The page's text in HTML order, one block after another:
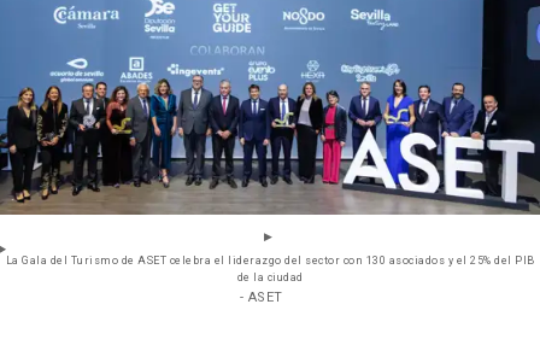
La Gala del Turismo de ASET celebra el liderazgo del sector con 130 asociados y el 25% del PIB
de la ciudad
- ASET